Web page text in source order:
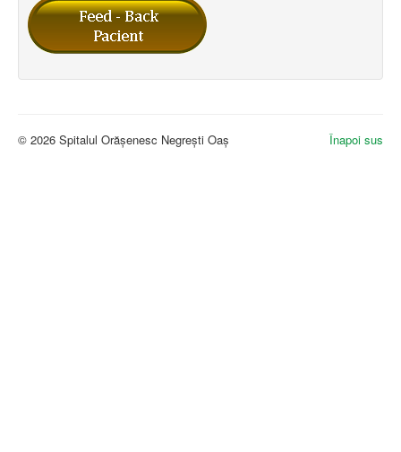
Înapoi sus
© 2026 Spitalul Orășenesc Negrești Oaș